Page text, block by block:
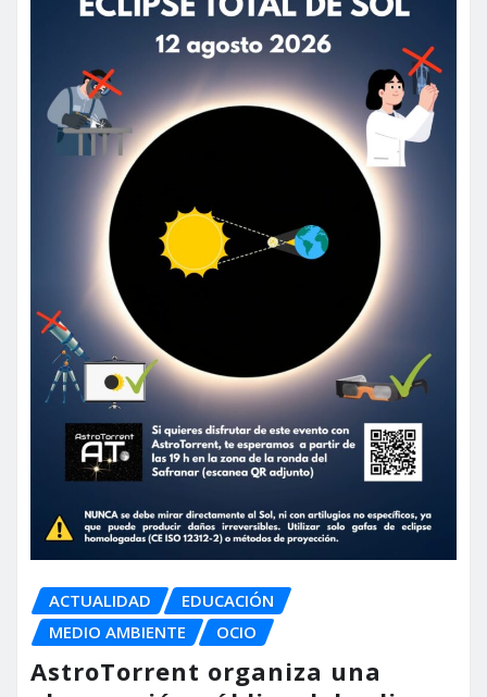
ACTUALIDAD
EDUCACIÓN
MEDIO AMBIENTE
OCIO
AstroTorrent organiza una